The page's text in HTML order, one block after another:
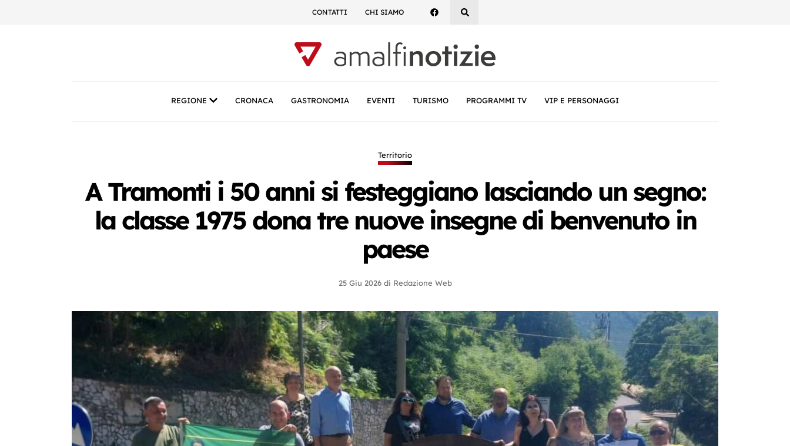
CONTATTI CHI SIAMO
REGIONE CRONACA GASTRONOMIA EVENTI TURISMO PROGRAMMI TV VIP E PERSONAGGI
Territorio
A Tramonti i 50 anni si festeggiano lasciando un segno:
la classe 1975 dona tre nuove insegne di benvenuto in
paese
25 Giu 2026 di Redazione Web